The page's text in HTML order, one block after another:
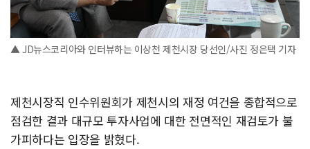
▲ JD뉴스코리아와 인터뷰하는 이상천 제천시장 당선인/사진 정은택 기자
제천시장직 인수위원회가 제천시의 재정 여건을 종합적으로
점검한 결과 대규모 투자사업에 대한 전면적인 재검토가 불
가피하다는 입장을 밝혔다.